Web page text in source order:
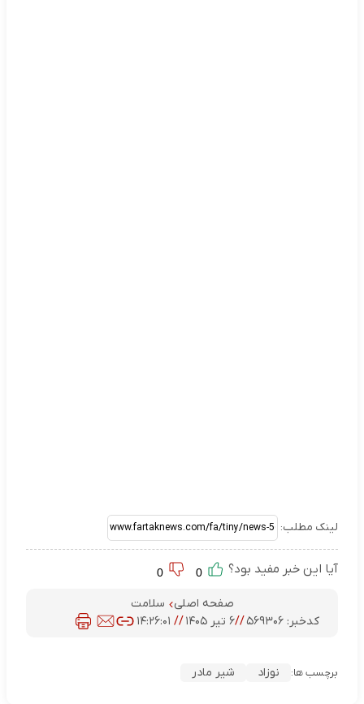
لینک مطلب:
آیا این خبر مفید بود؟
صفحه اصلی
سلامت
کدخبر:۵۶۹۳۰۶ //۶ تیر ۱۴۰۵ // ۱۴:۲۶:۰۱
برچسب ها: نوزاد شیر مادر